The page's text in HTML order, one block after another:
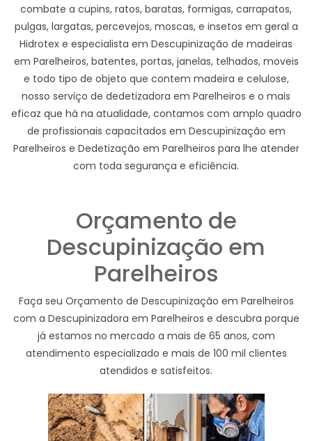
combate a cupins, ratos, baratas, formigas, carrapatos,
pulgas, largatas, percevejos, moscas, e insetos em geral a
Hidrotex e especialista em Descupinização de madeiras
em Parelheiros, batentes, portas, janelas, telhados, moveis
e todo tipo de objeto que contem madeira e celulose,
nosso serviço de dedetizadora em Parelheiros e o mais
eficaz que há na atualidade, contamos com amplo quadro
de profissionais capacitados em Descupinização em
Parelheiros e Dedetização em Parelheiros para lhe atender
com toda segurança e eficiência.
Orçamento de
Descupinização em
Parelheiros
Faça seu Orçamento de Descupinização em Parelheiros
com a Descupinizadora em Parelheiros e descubra porque
já estamos no mercado a mais de 65 anos, com
atendimento especializado e mais de 100 mil clientes
atendidos e satisfeitos.